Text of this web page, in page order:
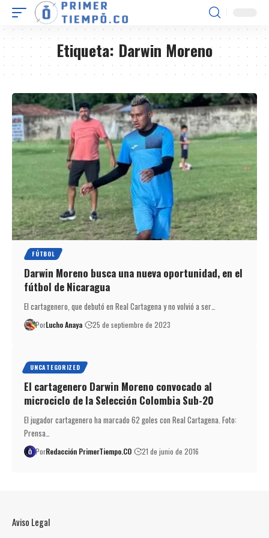
Etiqueta: Darwin Moreno
FÚTBOL
Darwin Moreno busca una nueva oportunidad, en el
fútbol de Nicaragua
El cartagenero, que debutó en Real Cartagena y no volvió a ser…
PorLucho Anaya 25 de septiembre de 2023
UNCATEGORIZED
El cartagenero Darwin Moreno convocado al
microciclo de la Selección Colombia Sub-20
El jugador cartagenero ha marcado 62 goles con Real Cartagena. Foto:
Prensa…
PorRedacción PrimerTiempo.CO 21 de junio de 2016
Aviso Legal